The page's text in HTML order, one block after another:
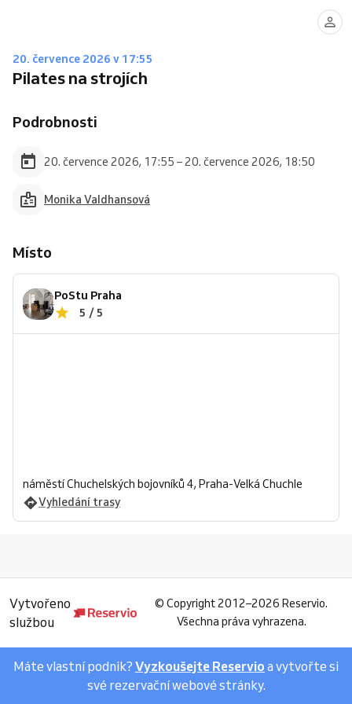
20. července 2026 v 17:55
Pilates na strojích
Podrobnosti
20. července 2026, 17:55 – 20. července 2026, 18:50
Monika Valdhansová
Místo
PoStu Praha
5 / 5
náměstí Chuchelských bojovníků 4, Praha-Velká Chuchle
Vyhledání trasy
Vytvořeno
službou
© Copyright 2012–2026 Reservio.
Všechna práva vyhrazena.
Máte vlastní podnik? Vyzkoušejte Reservio a vytvořte si
své rezervační webové stránky.